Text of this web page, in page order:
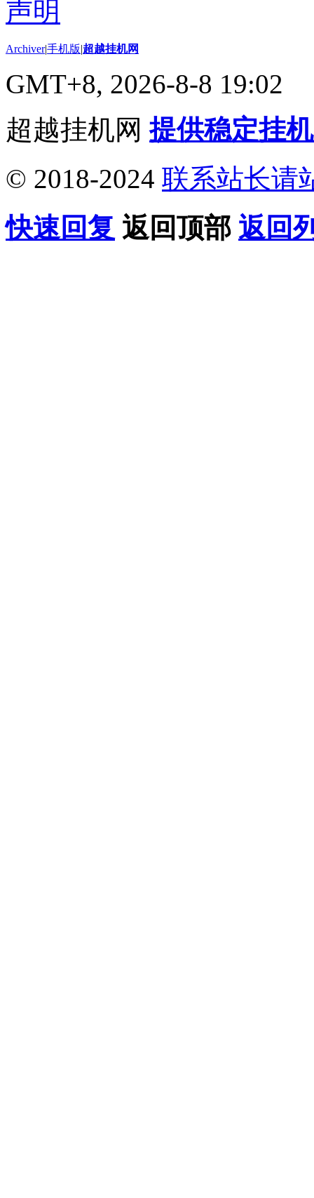
Archiver|手机版|超越挂机网
GMT+8, 2026-8-8 19:02
超越挂机网提供稳定挂
© 2018-2024 联系站长请
快速回复 返回顶部 返回